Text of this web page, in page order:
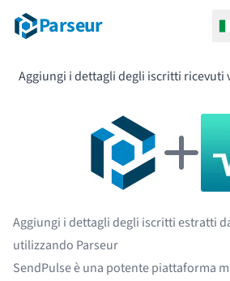
Parseur
Aggiungi i dettagli degli iscritti ricevuti
Aggiungi i dettagli degli iscritti estratti
utilizzando Parseur
SendPulse è una potente piattaforma